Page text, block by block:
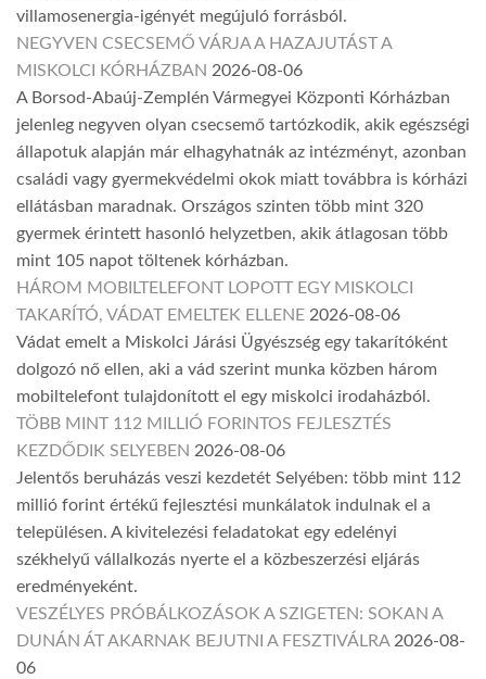
villamosenergia-igényét megújuló forrásból.
NEGYVEN CSECSEMŐ VÁRJA A HAZAJUTÁST A
MISKOLCI KÓRHÁZBAN 2026-08-06
A Borsod-Abaúj-Zemplén Vármegyei Központi Kórházban
jelenleg negyven olyan csecsemő tartózkodik, akik egészségi
állapotuk alapján már elhagyhatnák az intézményt, azonban
családi vagy gyermekvédelmi okok miatt továbbra is kórházi
ellátásban maradnak. Országos szinten több mint 320
gyermek érintett hasonló helyzetben, akik átlagosan több
mint 105 napot töltenek kórházban.
HÁROM MOBILTELEFONT LOPOTT EGY MISKOLCI
TAKARÍTÓ, VÁDAT EMELTEK ELLENE 2026-08-06
Vádat emelt a Miskolci Járási Ügyészség egy takarítóként
dolgozó nő ellen, aki a vád szerint munka közben három
mobiltelefont tulajdonított el egy miskolci irodaházból.
TÖBB MINT 112 MILLIÓ FORINTOS FEJLESZTÉS
KEZDŐDIK SELYEBEN 2026-08-06
Jelentős beruházás veszi kezdetét Selyében: több mint 112
millió forint értékű fejlesztési munkálatok indulnak el a
településen. A kivitelezési feladatokat egy edelényi
székhelyű vállalkozás nyerte el a közbeszerzési eljárás
eredményeként.
VESZÉLYES PRÓBÁLKOZÁSOK A SZIGETEN: SOKAN A
DUNÁN ÁT AKARNAK BEJUTNI A FESZTIVÁLRA 2026-08-
06